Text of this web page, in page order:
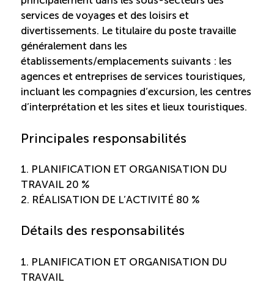
Diffusion d’offres d’emploi en ligne
Programmes d’aide et subventions
Recrutement de travailleurs étrangers
Compétences et formations
Nouvelles formations
Formation sur mesure
services de voyages et des loisirs et
divertissements. Le titulaire du poste travaille
généralement dans les
établissements/emplacements suivants : les
agences et entreprises de services touristiques,
incluant les compagnies d’excursion, les centres
d’interprétation et les sites et lieux touristiques.
Principales responsabilités
1. PLANIFICATION ET ORGANISATION DU
TRAVAIL 20 %
2. RÉALISATION DE L’ACTIVITÉ 80 %
Détails des responsabilités
1. PLANIFICATION ET ORGANISATION DU
TRAVAIL